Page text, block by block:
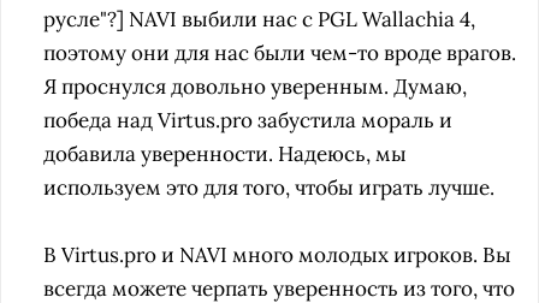
русле"?] NAVI выбили нас с PGL Wallachia 4,
поэтому они для нас были чем-то вроде врагов.
Я проснулся довольно уверенным. Думаю,
победа над Virtus.pro забустила мораль и
добавила уверенности. Надеюсь, мы
используем это для того, чтобы играть лучше.
В Virtus.pro и NAVI много молодых игроков. Вы
всегда можете черпать уверенность из того, что